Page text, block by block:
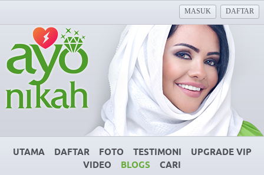
MASUK DAFTAR
UTAMA DAFTAR FOTO TESTIMONI
UPGRADE VIP
VIDEO
BLOGS CARI